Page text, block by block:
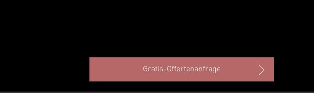
Gratis-Offertenanfrage